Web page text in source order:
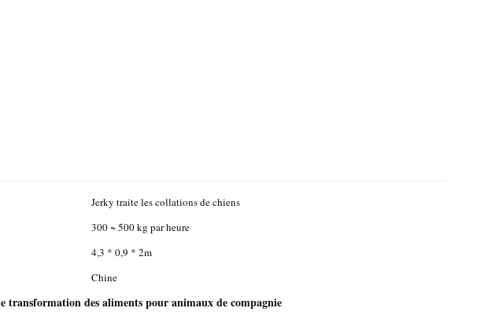
Jerky traite les collations de chiens
300 ~ 500 kg par heure
4,3 * 0,9 * 2m
Chine
transformation des aliments pour animaux de compagnie